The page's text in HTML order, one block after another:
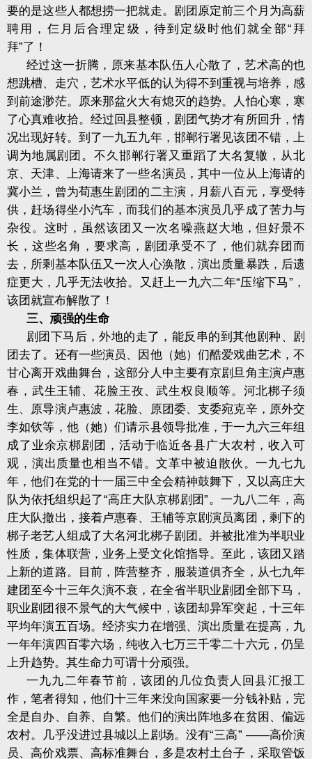
要的是这些人都想捞一把就走。剧团原定前三个月为高薪
聘用，仨月后合理定级，待到定级时他们就全部“拜
拜”了！
经过这一折腾，原来基本队伍人心散了，艺术高的也
想跳槽、走穴，艺术水平低的认为得不到重视与培养，感
到前途渺茫。原来那盆火大有熄灭的趋势。人怕心寒，寒
了心真难收拾。经过回县整顿，剧团气势才有所回升，情
况出现好转。到了一九五九年，邯郸行署见该团不错，上
调为地属剧团。不久邯郸行署又重蹈了大名复辙，从北
京、天津、上海请来了一些名演员，其中一位从上海请的
冀小兰，曾为荀惠生剧团的二主演，月薪八百元，享受特
供，赶场得坐小汽车，而我们的基本演员几乎成了苦力与
杂役。这时，虽然该团又一次名噪燕赵大地，但好景不
长，这些名角，要求高，剧团承受不了，他们就弃团而
去，所剩基本队伍又一次人心涣散，演出质量暴跌，后遗
症更大，几乎无法收拾。又赶上一九六二年“压缩下马”，
该团就宣布解散了！
三、顽强的生命
剧团下马后，外地的走了，能反串的到其他剧种、剧
团去了。还有一些演员、因他（她）们酷爱戏曲艺术，不
甘心离开戏曲舞台，这部分人中主要有京剧旦角主演卢惠
春，武生王辅、花脸王孜、武生权良顺等。河北梆子须
生、原导演卢惠波，花脸、原团委、支委宛克辛，原外交
李如钦等，他（她）们请示县领导批准，于一九六三年组
成了业余京梆剧团，活动于临近各县广大农村，收入可
观，演出质量也相当不错。文革中被迫散伙。一九七九
年，他们在党的十一届三中全会精神鼓舞下，又以高庄大
队为依托组织起了“高庄大队京梆剧团”。一九八二年，高
庄大队撤出，接着卢惠春、王辅等京剧演员离团，剩下的
梆子老艺人组成了大名河北梆子剧团。并被批准为半职业
性质，集体联营，业务上受文化馆指导。至此，该团又踏
上新的道路。目前，阵营整齐，服装道俱齐全，从七九年
建团至今十三年久演不衰，在全省半职业剧团全部下马，
职业剧团很不景气的大气候中，该团却异军突起，十三年
平均年演五百场。经济实力在增强、演出质量在提高，九
一年年演四百零六场，纯收入七万三千零二十六元，仍呈
上升趋势。其生命力可谓十分顽强。
一九九二年春节前，该团的几位负责人回县汇报工
作，笔者得知，他们十三年来没向国家要一分钱补贴，完
全是自办、自养、自繁。他们的演出阵地多在贫困、偏远
农村。几乎没进过县城以上剧场。没有“三高” ——高价演
员、高价戏票、高标准舞台，多是农村土台子，采取管饭